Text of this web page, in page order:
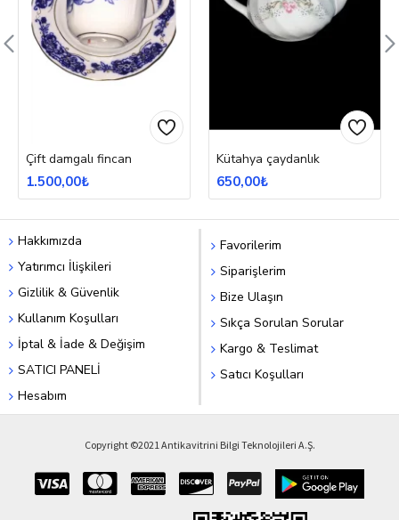
Çift damgalı fincan
1.500,00₺
Kütahya çaydanlık
650,00₺
Hakkımızda
Yatırımcı İlişkileri
Gizlilik & Güvenlik
Kullanım Koşulları
İptal & İade & Değişim
SATICI PANELİ
Hesabım
Favorilerim
Siparişlerim
Bize Ulaşın
Sıkça Sorulan Sorular
Kargo & Teslimat
Satıcı Koşulları
Copyright ©2021 Antikavitrini Bilgi Teknolojileri A.Ş.